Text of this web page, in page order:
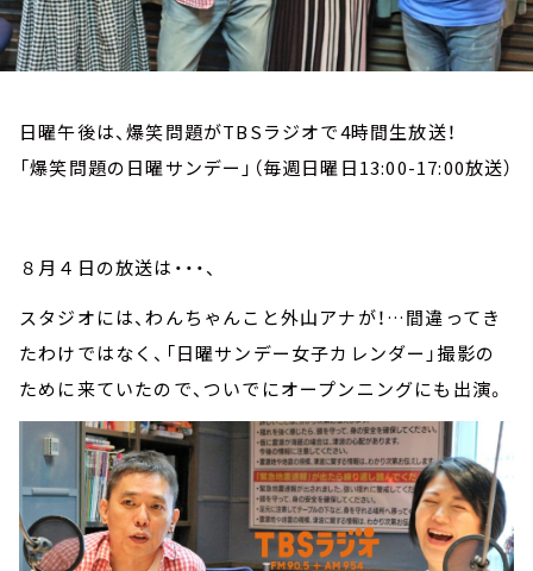
日曜午後は、爆笑問題がTBSラジオで4時間生放送！
「爆笑問題の日曜サンデー」（毎週日曜日13:00-17:00放送）
８月４日の放送は・・・、
スタジオには、わんちゃんこと外山アナが！…間違ってき
たわけではなく、「日曜サンデー女子カレンダー」撮影の
ために来ていたので、ついでにオープンニングにも出演。